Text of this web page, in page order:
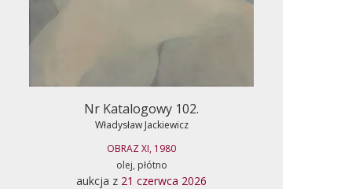
Nr Katalogowy 102.
Władysław Jackiewicz
OBRAZ XI, 1980
olej, płótno
aukcja z 21 czerwca 2026